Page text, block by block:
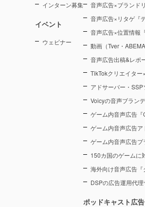
インターン募集
イベント
ウェビナー
音声広告×ブランド
音声広告×リタゲ『
音声広告×位置情報
動画（Tver・
音声広告出稿&レポ
TikTokクリエイタ
アドサーバー・
Voicyの音声ブラン
ゲーム内音声広告『
ゲーム内音声広告ア
ゲーム内音声広告プ
150カ国のゲームに
海外向け音声広告『
DSPの広告運用代
ポッドキャスト広